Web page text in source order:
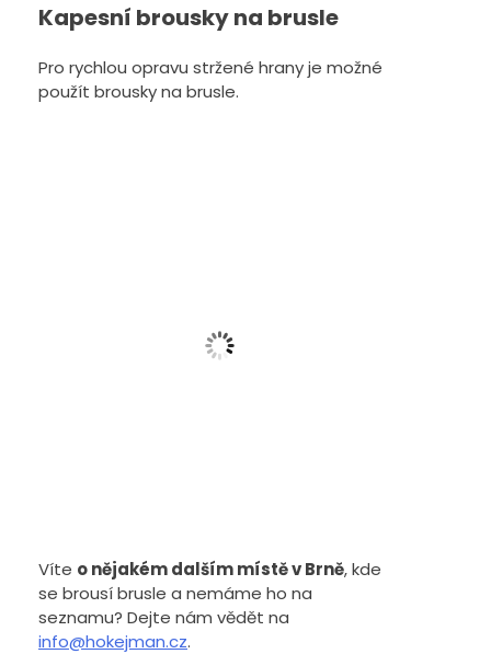
Kapesní brousky na brusle
Pro rychlou opravu stržené hrany je možné
použít brousky na brusle.
Víte o nějakém dalším místě v Brně, kde
se brousí brusle a nemáme ho na
seznamu? Dejte nám vědět na
info@hokejman.cz.